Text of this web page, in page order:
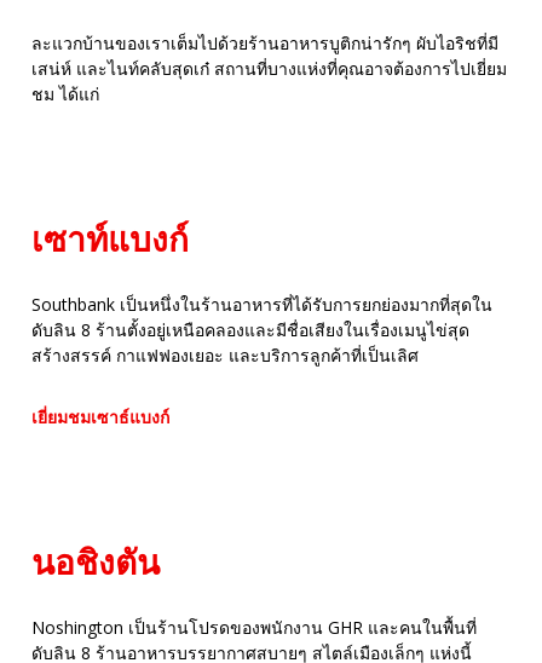
ละแวกบ้านของเราเต็มไปด้วยร้านอาหารบูติกน่ารักๆ ผับไอริชที่มี
เสน่ห์ และไนท์คลับสุดเก๋ สถานที่บางแห่งที่คุณอาจต้องการไปเยี่ยม
ชม ได้แก่
เซาท์แบงก์
Southbank เป็นหนึ่งในร้านอาหารที่ได้รับการยกย่องมากที่สุดใน
ดับลิน 8 ร้านตั้งอยู่เหนือคลองและมีชื่อเสียงในเรื่องเมนูไข่สุด
สร้างสรรค์ กาแฟฟองเยอะ และบริการลูกค้าที่เป็นเลิศ
เยี่ยมชมเซาธ์แบงก์
นอชิงตัน
Noshington เป็นร้านโปรดของพนักงาน GHR และคนในพื้นที่
ดับลิน 8 ร้านอาหารบรรยากาศสบายๆ สไตล์เมืองเล็กๆ แห่งนี้